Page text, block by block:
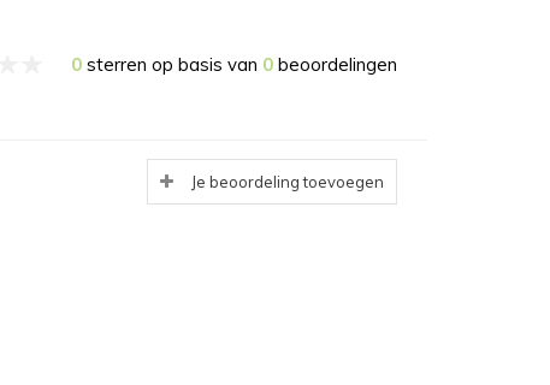
0 sterren op basis van 0 beoordelingen
Je beoordeling toevoegen